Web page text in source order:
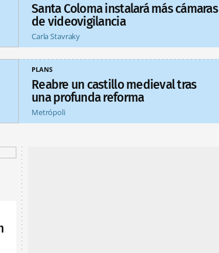
Santa Coloma instalará más cámaras
de videovigilancia
Carla Stavraky
PLANS
Reabre un castillo medieval tras
una profunda reforma
Metrópoli